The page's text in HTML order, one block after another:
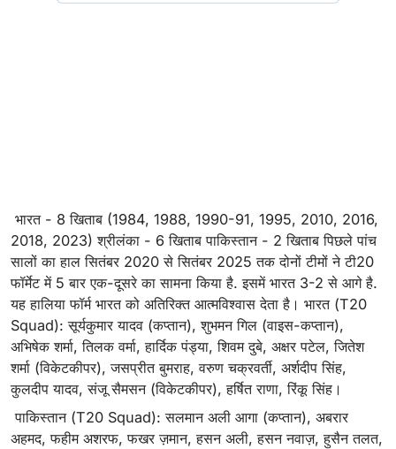
भारत - 8 खिताब (1984, 1988, 1990-91, 1995, 2010, 2016,
2018, 2023) श्रीलंका - 6 खिताब पाकिस्तान - 2 खिताब पिछले पांच
सालों का हाल सितंबर 2020 से सितंबर 2025 तक दोनों टीमों ने टी20
फॉर्मेट में 5 बार एक-दूसरे का सामना किया है. इसमें भारत 3-2 से आगे है.
यह हालिया फॉर्म भारत को अतिरिक्त आत्मविश्वास देता है। भारत (T20
Squad): सूर्यकुमार यादव (कप्तान), शुभमन गिल (वाइस-कप्तान),
अभिषेक शर्मा, तिलक वर्मा, हार्दिक पंड्या, शिवम दुबे, अक्षर पटेल, जितेश
शर्मा (विकेटकीपर), जसप्रीत बुमराह, वरुण चक्रवर्ती, अर्शदीप सिंह,
कुलदीप यादव, संजू सैमसन (विकेटकीपर), हर्षित राणा, रिंकू सिंह।
पाकिस्तान (T20 Squad): सलमान अली आगा (कप्तान), अबरार
अहमद, फहीम अशरफ, फखर ज़मान, हसन अली, हसन नवाज़, हुसैन तलत,